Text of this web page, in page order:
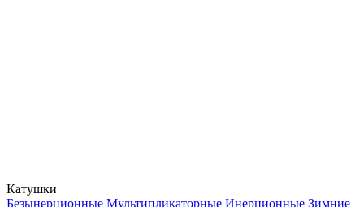
Катушки
Безынерционные Мультипликаторные Инерционные Зимние